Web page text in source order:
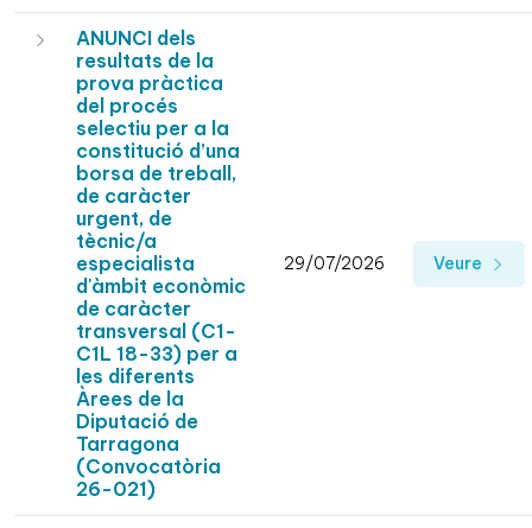
ANUNCI dels
resultats de la
prova pràctica
del procés
selectiu per a la
constitució d’una
borsa de treball,
de caràcter
urgent, de
tècnic/a
especialista
d'àmbit econòmic
de caràcter
transversal (C1-
C1L 18-33) per a
les diferents
Àrees de la
Diputació de
Tarragona
(Convocatòria
26-021)
29/07/2026 Veure